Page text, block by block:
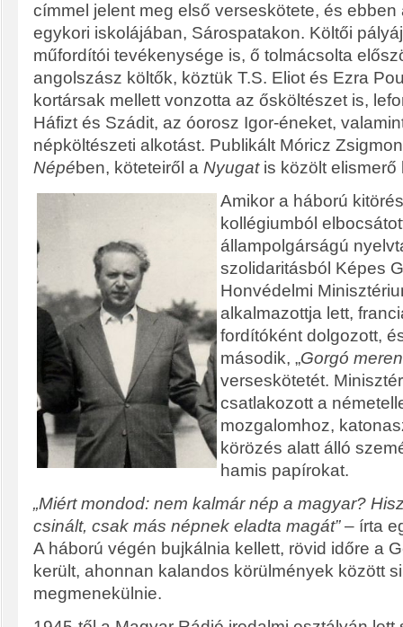
címmel jelent meg első verseskötete, és ebben
egykori iskolájában, Sárospatakon. Költői
műfordítói tevékenysége is, ő tolmácsolta
angolszász költők, köztük T.S. Eliot és Ezra
kortársak mellett vonzotta az ősköltészet is,
Háfizt és Szádit, az óorosz Igor-éneket,
népköltészeti alkotást. Publikált Móricz
Népében, köteteiről a Nyugatis közölt elismerő
Amikor a háború
kollégiumból
állampolgárságú
szolidaritásból Képes
Honvédelmi
alkalmazottja lett,
fordítóként dolgozott,
második, „Gorgó
verseskötetét.
csatlakozott a
mozgalomhoz,
körözés alatt álló
hamis papírokat.
„Miért mondod: nem kalmár nép a magyar?
csinált, csak más népnek eladta magát”– írta
A háború végén bujkálnia kellett, rövid időre a
került, ahonnan kalandos körülmények között
megmenekülnie.